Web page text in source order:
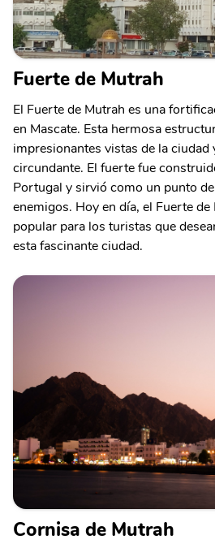
Fuerte de Mutrah
El Fuerte de Mutrah es una
en Mascate. Esta hermosa
impresionantes vistas de la ciudad
circundante. El fuerte fue
Portugal y sirvió como un punto
enemigos. Hoy en día, el Fuerte
popular para los turistas que
esta fascinante ciudad.
Cornisa de Mutrah